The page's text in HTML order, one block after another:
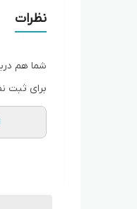
نظرات
شما هم
برای ثبت